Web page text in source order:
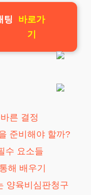
팅
바로가
기
른 결정
준비해야 할까?
수 요소들
해 배우기
양육비심판청구